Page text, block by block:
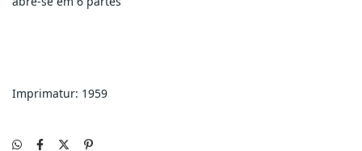
Imprimatur: 1959